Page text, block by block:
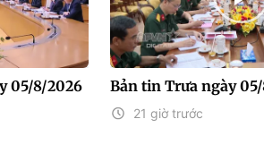
05/8/2026 Bản tin Trưa ngày
21 giờ trước